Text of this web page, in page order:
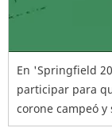
En 'Springfield
participar para
corone campeó y